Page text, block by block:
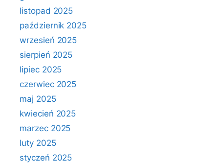
listopad 2025
październik 2025
wrzesień 2025
sierpień 2025
lipiec 2025
czerwiec 2025
maj 2025
kwiecień 2025
marzec 2025
luty 2025
styczeń 2025